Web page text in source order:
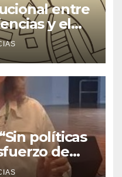
entre
y el
y
políticas
de
frutos”